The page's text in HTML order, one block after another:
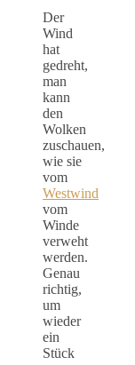
Der
Wind
hat
gedreht,
man
kann
den
Wolken
zuschauen,
wie sie
vom
Westwind
vom
Winde
verweht
werden.
Genau
richtig,
um
wieder
ein
Stück